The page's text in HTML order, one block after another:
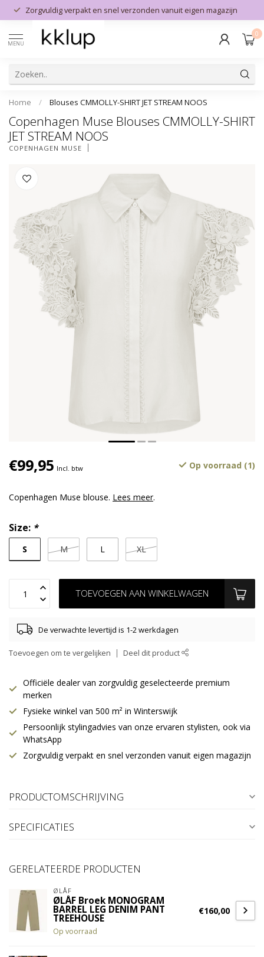
Zorgvuldig verpakt en snel verzonden vanuit eigen magazijn
MENU
0
Home / Blouses CMMOLLY-SHIRT JET STREAM NOOS
Copenhagen Muse Blouses CMMOLLY-SHIRT
JET STREAM NOOS
COPENHAGEN MUSE
€99,95 Incl. btw Op voorraad (1)
Copenhagen Muse blouse. Lees meer.
Size: *
S M L XL
TOEVOEGEN AAN WINKELWAGEN
De verwachte levertijd is 1-2 werkdagen
Toevoegen om te vergelijken Deel dit product
Officiële dealer van zorgvuldig geselecteerde premium
merken
Fysieke winkel van 500 m² in Winterswijk
Persoonlijk stylingadvies van onze ervaren stylisten, ook via
WhatsApp
Zorgvuldig verpakt en snel verzonden vanuit eigen magazijn
PRODUCTOMSCHRIJVING
SPECIFICATIES
GERELATEERDE PRODUCTEN
ØLÅF
ØLÅF Broek MONOGRAM
BARREL LEG DENIM PANT
TREEHOUSE
Op voorraad
€160,00